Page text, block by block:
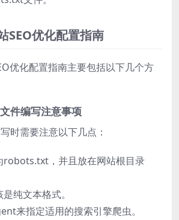
优化配置指南
优化配置指南主要包括以下几个方
件编写注意事项
时需要注意以下几点：
robots.txt，并且放在网站根目录
纯文本格式。
来指定适用的搜索引擎爬虫。